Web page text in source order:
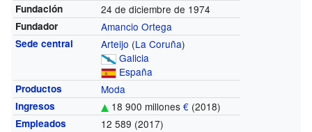
Fundación 24 de diciembre de 1974
Fundador Amancio Ortega
Sede central Arteijo (La Coruña)
Galicia
España
Productos Moda
Ingresos 18 900 millones€ (2018)
Empleados 12 589 (2017)